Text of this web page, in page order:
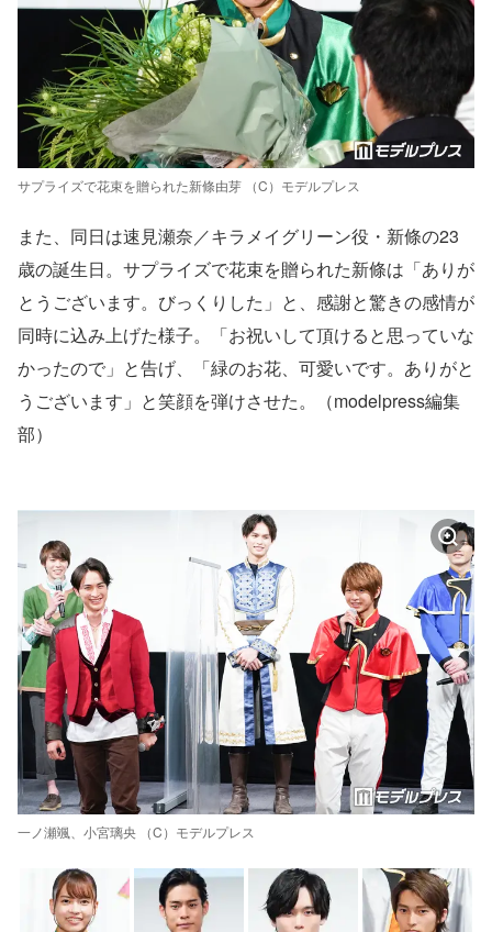
サプライズで花束を贈られた新條由芽 （C）モデルプレス
また、同日は速見瀬奈／キラメイグリーン役・新條の23
歳の誕生日。サプライズで花束を贈られた新條は「ありが
とうございます。びっくりした」と、感謝と驚きの感情が
同時に込み上げた様子。「お祝いして頂けると思っていな
かったので」と告げ、「緑のお花、可愛いです。ありがと
うございます」と笑顔を弾けさせた。（modelpress編集
部）
一ノ瀬颯、小宮璃央 （C）モデルプレス